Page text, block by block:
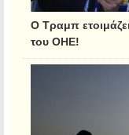
Ο Τραμπ
του ΟΗΕ!